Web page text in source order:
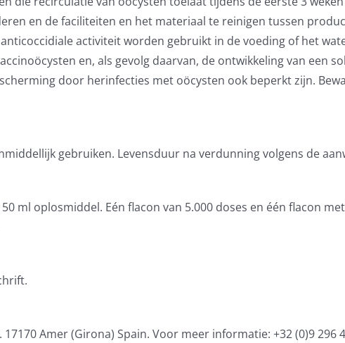
en de faciliteiten en het materiaal te reinigen tussen
activiteit worden gebruikt in de voeding of het
en, als gevolg daarvan, de ontwikkeling van een
door herinfecties met oöcysten ook beperkt zijn.
gebruiken. Levensduur na verdunning volgens de
ml oplosmiddel. Eén flacon van 5.000 doses en één flacon
17170 Amer (Girona) Spain. Voor meer informatie: +32 (0)9 296